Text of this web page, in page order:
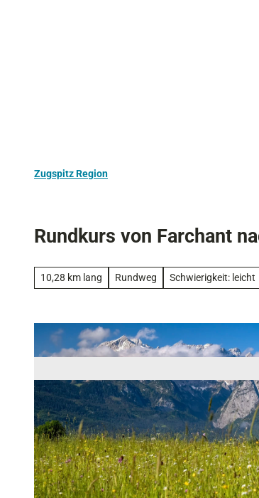
Zugspitz Region
Rundkurs von Farchant
10,28 km lang Rundweg Schwierigkeit: leicht